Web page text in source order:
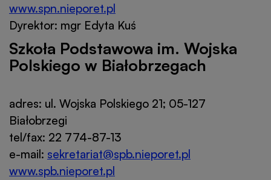
www.spn.nieporet.pl
Dyrektor: mgr Edyta Kuś
Szkoła Podstawowa im. Wojska
Polskiego w Białobrzegach
adres: ul. Wojska Polskiego 21; 05-127
Białobrzegi
tel/fax: 22 774-87-13
e-mail: sekretariat@spb.nieporet.pl
www.spb.nieporet.pl